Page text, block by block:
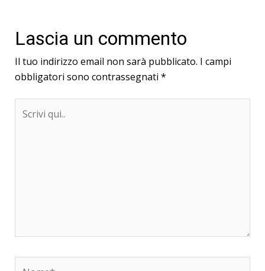
Lascia un commento
Il tuo indirizzo email non sarà pubblicato. I campi
obbligatori sono contrassegnati *
qui..